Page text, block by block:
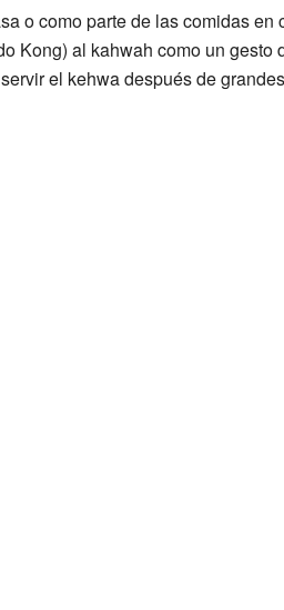
o como parte de las comidas
Kong) al kahwah como un gesto
el kehwa después de